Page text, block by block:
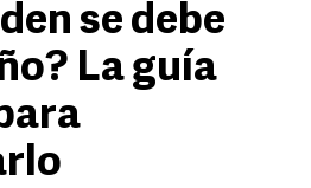
se debe
La guía